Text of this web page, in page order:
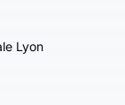
Lyon